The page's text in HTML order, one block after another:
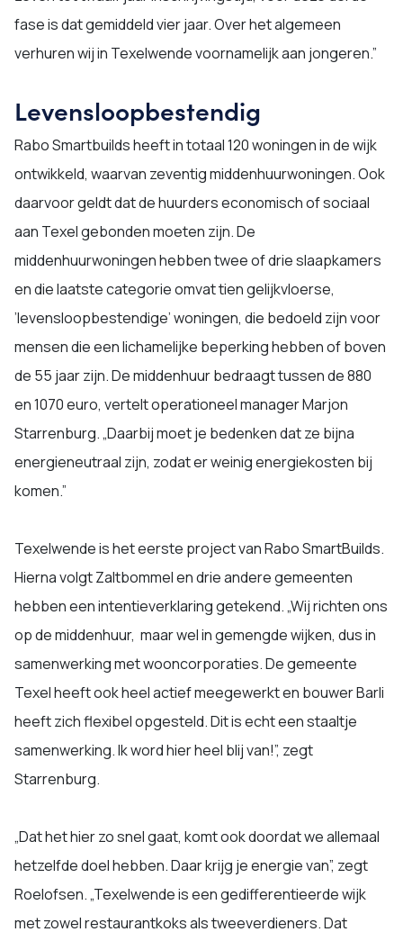
fase is dat gemiddeld vier jaar. Over het algemeen
verhuren wij in Texelwende voornamelijk aan jongeren.”
Levensloopbestendig
Rabo Smartbuilds heeft in totaal 120 woningen in de wijk
ontwikkeld, waarvan zeventig middenhuurwoningen. Ook
daarvoor geldt dat de huurders economisch of sociaal
aan Texel gebonden moeten zijn. De
middenhuurwoningen hebben twee of drie slaapkamers
en die laatste categorie omvat tien gelijkvloerse,
’levensloopbestendige’ woningen, die bedoeld zijn voor
mensen die een lichamelijke beperking hebben of boven
de 55 jaar zijn. De middenhuur bedraagt tussen de 880
en 1070 euro, vertelt operationeel manager Marjon
Starrenburg. „Daarbij moet je bedenken dat ze bijna
energieneutraal zijn, zodat er weinig energiekosten bij
komen.”
Texelwende is het eerste project van Rabo SmartBuilds.
Hierna volgt Zaltbommel en drie andere gemeenten
hebben een intentieverklaring getekend. „Wij richten ons
op de middenhuur, maar wel in gemengde wijken, dus in
samenwerking met wooncorporaties. De gemeente
Texel heeft ook heel actief meegewerkt en bouwer Barli
heeft zich flexibel opgesteld. Dit is echt een staaltje
samenwerking. Ik word hier heel blij van!”, zegt
Starrenburg.
„Dat het hier zo snel gaat, komt ook doordat we allemaal
hetzelfde doel hebben. Daar krijg je energie van”, zegt
Roelofsen. „Texelwende is een gedifferentieerde wijk
met zowel restaurantkoks als tweeverdieners. Dat